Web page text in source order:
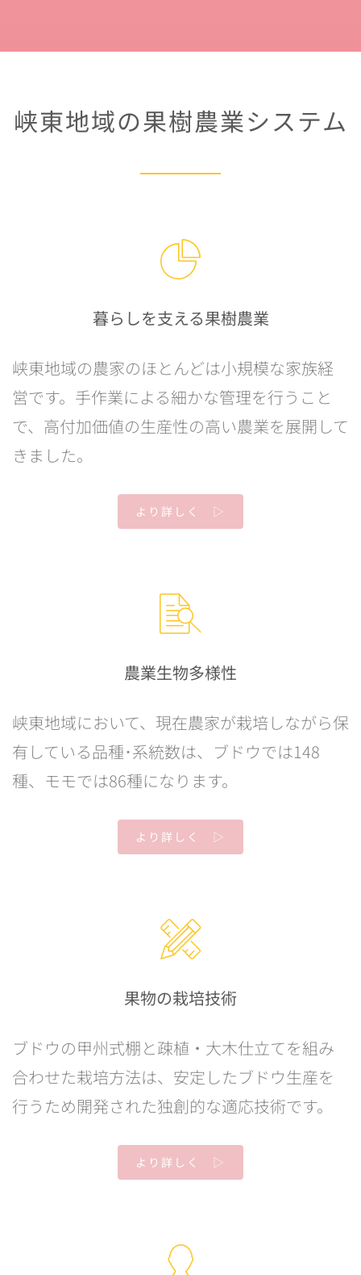
峡東地域の果樹農業システム
暮らしを支える果樹農業
峡東地域の農家のほとんどは小規模な家族経
営です。手作業による細かな管理を行うこと
で、高付加価値の生産性の高い農業を展開して
きました。
より詳しく ▷
農業生物多様性
峡東地域において、現在農家が栽培しながら保
有している品種･系統数は、ブドウでは148
種、モモでは86種になります。
より詳しく ▷
果物の栽培技術
ブドウの甲州式棚と疎植・大木仕立てを組み
合わせた栽培方法は、安定したブドウ生産を
行うため開発された独創的な適応技術です。
より詳しく ▷